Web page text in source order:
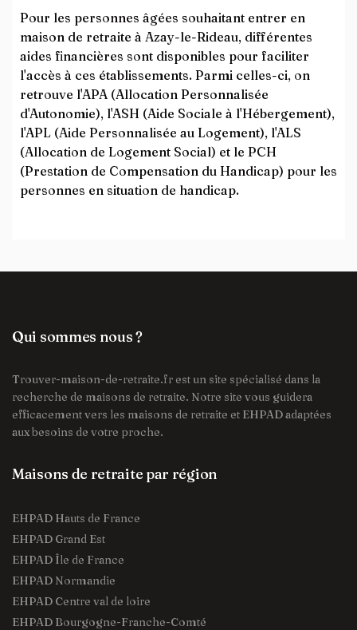
Pour les personnes âgées souhaitant entrer en
maison de retraite à Azay-le-Rideau, différentes
aides financières sont disponibles pour faciliter
l'accès à ces établissements. Parmi celles-ci, on
retrouve l'APA (Allocation Personnalisée
d'Autonomie), l'ASH (Aide Sociale à l'Hébergement),
l'APL (Aide Personnalisée au Logement), l'ALS
(Allocation de Logement Social) et le PCH
(Prestation de Compensation du Handicap) pour les
personnes en situation de handicap.
Qui sommes nous ?
Trouver-maison-de-retraite.fr est un site spécialisé dans la
recherche de maisons de retraite. Notre site vous guidera
efficacement vers les maisons de retraite et EHPAD adaptées
aux besoins de votre proche.
Maisons de retraite par région
EHPAD Hauts de France
EHPAD Grand Est
EHPAD Île de France
EHPAD Normandie
EHPAD Centre val de loire
EHPAD Bourgogne-Franche-Comté